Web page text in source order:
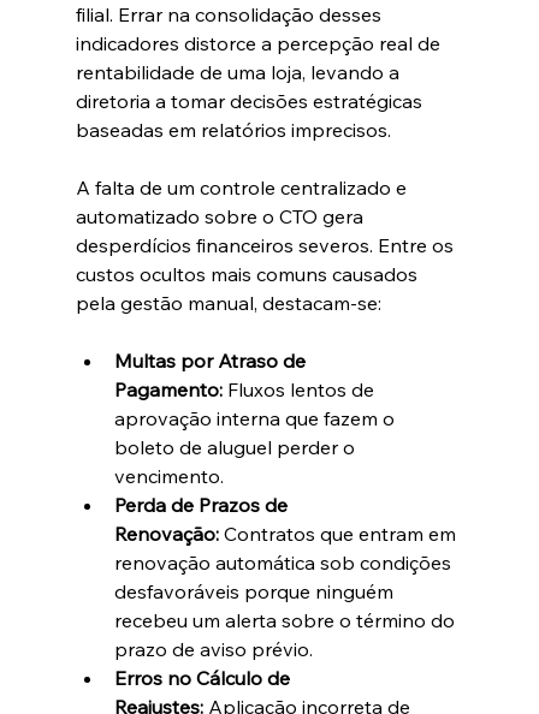
filial. Errar na consolidação desses
indicadores distorce a percepção real de
rentabilidade de uma loja, levando a
diretoria a tomar decisões estratégicas
baseadas em relatórios imprecisos.
A falta de um controle centralizado e
automatizado sobre o CTO gera
desperdícios financeiros severos. Entre os
custos ocultos mais comuns causados
pela gestão manual, destacam-se:
Multas por Atraso de
Pagamento: Fluxos lentos de
aprovação interna que fazem o
boleto de aluguel perder o
vencimento.
Perda de Prazos de
Renovação: Contratos que entram em
renovação automática sob condições
desfavoráveis porque ninguém
recebeu um alerta sobre o término do
prazo de aviso prévio.
Erros no Cálculo de
Reajustes: Aplicação incorreta de